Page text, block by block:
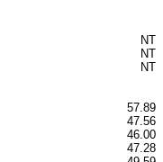
NT
NT
NT
57.89
47.56
46.00
47.28